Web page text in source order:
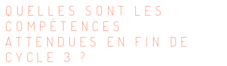
QUELLES SONT LES
COMPÉTENCES
ATTENDUES EN FIN DE
CYCLE 3 ?